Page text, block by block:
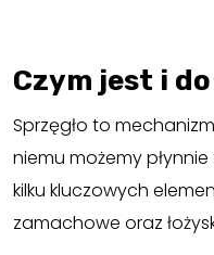
Czym jest i
Sprzęgło to
niemu możemy
kilku kluczowych
zamachowe oraz